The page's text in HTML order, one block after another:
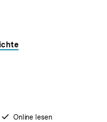
verfügbar
Online lesen